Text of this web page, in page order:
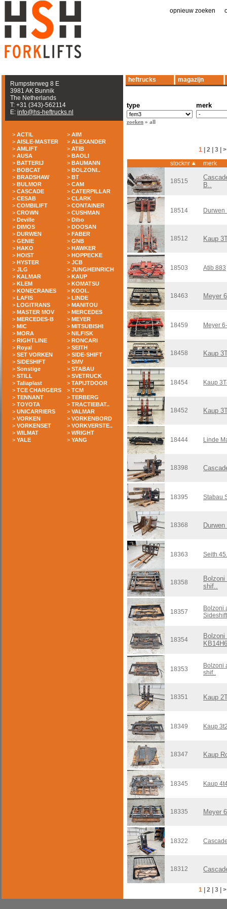
opnieuw zoeken
Rumpsterweg 8 E
3981 AK Bunnik
The Netherlands
T: +31 (343)-562114
E: info@hs-heftrucks.nl
> ACTIL > AIM
> AISLE-MASTER > ALEXANDER
> AMLIFT > ATIB
> AUSA > BAOLI
> BATTERIJ > BAUMANN
> BOBCAT > BOLZONI..
> BRADSHAW > BT
> BULMOR > CAM
> CASCADE > CATERPILLAR
> CESAB > CLARK
> COMBILIFT > CONTAINER
> CROWN > CUSHMAN
> Deville > Dibo
> DIMOS > DOOSAN
> DURWEN > FABER
> GENIE > GNB
> HAKO > HAWKER
> HOIST > HOPPECKE
> HYSTER > JCB
> JLG > JUNGHEINRICH
> KALMAR > KAUP
> KLEM > KOMATSU
> KONECRANES > KOOI..
> LAFIS > LINDE
> LOGITRANS > MANITOU
> MASTER MOV > MERCEDES
> MERCEDES-B > MEYER
> MIC > MITSUBISHI
> MORA > NILFISK
> RIGHTLINE > RONCARI
> Royal > SEITH
> SET VORKEN > SIDE-SHIFT
> SIDESHIFT > SMV
> Sonstige > STABAU
> STILL > SVETRUCK
> Taliaplast > TAPIJTDOOR
> TCE CHARGERS > TCM
> TENNANT > TERBERG
> TOYOTA > TRACTIEBAT..
> UNICARRIERS > VALMAR
> VORKEN > VORKENBORD
> VORKENSET > VORKVERSTE..
> WILMAT > WRIGHT
> YALE > YANG
heftrucks magazijn
type merk
zoeken » all
1 2 3 >
stocknr
merk
18515
B..
18514 Durwen
18512 Kaup
18503 Atib 883
18463 Meyer
18459 Meyer
18458 Kaup
18454 Kaup
18452 Kaup
18444 Linde
18398
18395 Stabau
18368
18363 Seith
18358
Bolzoni
shif..
18357
Bolzoni
Sideshift
18354
Bolzoni
18353
Bolzoni
shif..
18351 Kaup
18349 Kaup
18347 Kaup
18345 Kaup
18335 Meyer
18322
18312
1 2 3 >